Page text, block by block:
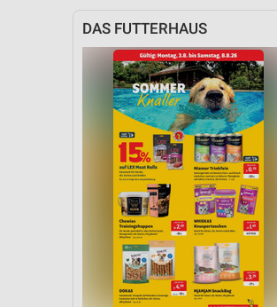
DAS FUTTERHAUS